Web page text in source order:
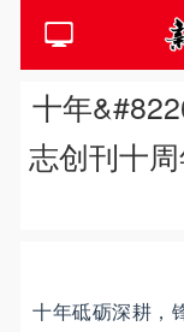
十年
志创刊十
十年砥砺深耕，